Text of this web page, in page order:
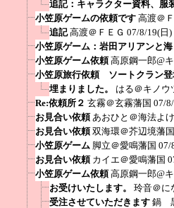
追記：キャラクター資料、服
小笠原ゲームの依頼です 高渡＠
追記 高渡＠ＦＥＧ 07/8/19(日)
小笠原ゲーム：岩田アリアンと海
小笠原ゲーム依頼 高原鋼一郎@
小笠原旅行依頼 ソートクラン登
埋まりました。
はる＠キノウ
Re:依頼所２ 玄霧＠玄霧藩国 07/
お見合い依頼 あおひと＠海法よ
お見合い依頼 双海環＠芥辺境藩国
小笠原ゲーム 脚立＠愛鳴藩国 07/
お見合い依頼 カイエ＠愛鳴藩国
小笠原ゲーム依頼 高原鋼一郎@
お受けいたします。
玲音＠に
受注させていただきます 鍋